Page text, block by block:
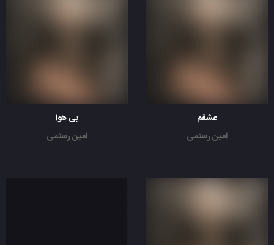
عشقم
امین رستمی
بی هوا
امین رستمی